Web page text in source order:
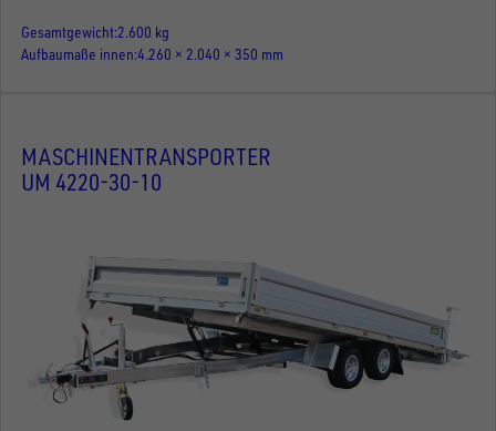
Gesamtgewicht 2.600 kg
Aufbaumaße innen 4.260 × 2.040 × 350 mm
MASCHINENTRANSPORTER
UM 4220-30-10